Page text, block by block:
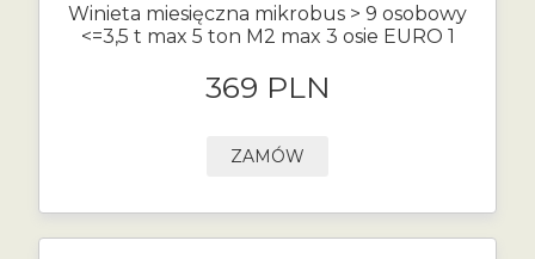
Winieta miesięczna mikrobus > 9 osobowy
<=3,5 t max 5 ton M2 max 3 osie EURO 1
369 PLN
ZAMÓW